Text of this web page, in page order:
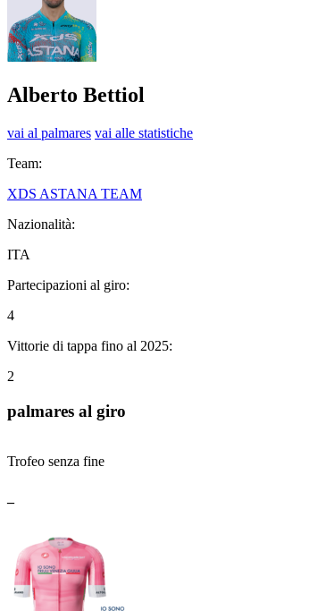
Alberto Bettiol
vai al palmares vai alle statistiche
Team:
XDS ASTANA TEAM
Nazionalità:
ITA
Partecipazioni al giro:
4
Vittorie di tappa fino al 2025:
2
palmares al giro
Trofeo senza fine